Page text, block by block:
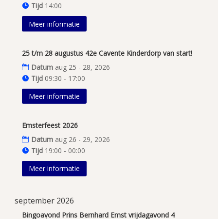
Tijd 14:00
Meer informatie
25 t/m 28 augustus 42e Cavente Kinderdorp van start!
Datum aug 25 - 28, 2026
Tijd 09:30 - 17:00
Meer informatie
Emsterfeest 2026
Datum aug 26 - 29, 2026
Tijd 19:00 - 00:00
Meer informatie
september 2026
Bingoavond Prins Bernhard Emst vrijdagavond 4